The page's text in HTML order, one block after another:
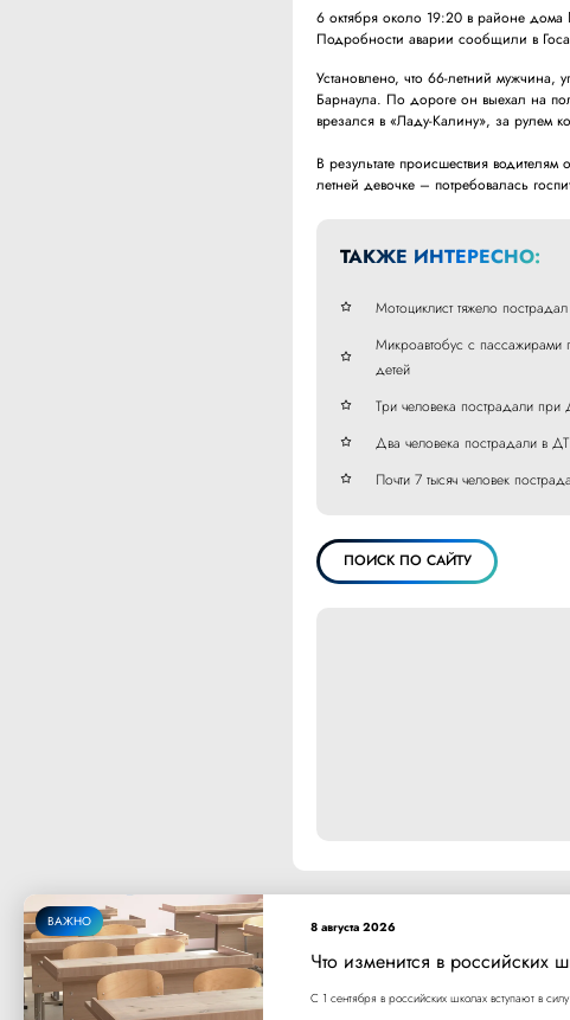
6 октября около 19:20 в районе
Подробности аварии сообщили в
Установлено, что 66-летний мужчина,
Барнаула. По дороге он выехал на
врезался в «Ладу-Калину», за рулем
В результате происшествия
летней девочке – потребовалась
ТАКЖЕ ИНТЕРЕСНО:
Мотоциклист тяжело
Микроавтобус с пассажирами
детей
Три человека пострадали при
Два человека пострадали в
Почти 7 тысяч человек
ПОИСК ПО САЙТУ
ВАЖНО 8 августа 2026
Что изменится в российских
С 1 сентября в российских школах вступают в